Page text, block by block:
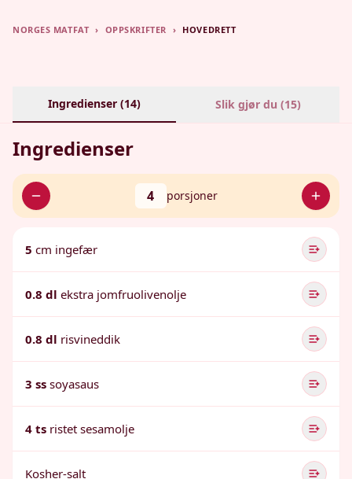
NORGES MATFAT › OPPSKRIFTER › HOVEDRETT
Ingredienser (14) Slik gjør du (15)
Ingredienser
4 porsjoner
5 cm ingefær
0.8 dl ekstra jomfruolivenolje
0.8 dl risvineddik
3 ss soyasaus
4 ts ristet sesamolje
Kosher-salt